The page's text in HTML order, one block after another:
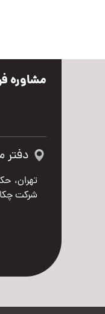
مشاوره
دفتر
تهران،
شرکت